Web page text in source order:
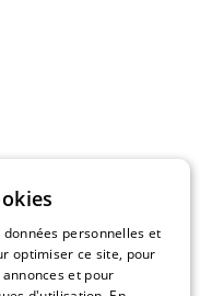
personnelles et
optimiser ce site, pour
et pour